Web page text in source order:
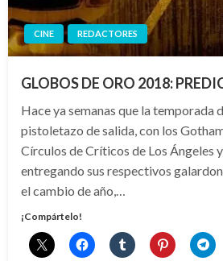
CINE REDACTORES
GLOBOS DE ORO 2018:
Hace ya semanas que la temporada
pistoletazo de salida, con los
Círculos de Críticos de Los Ángeles
entregando sus respectivos
el cambio de año,…
¡Compártelo!